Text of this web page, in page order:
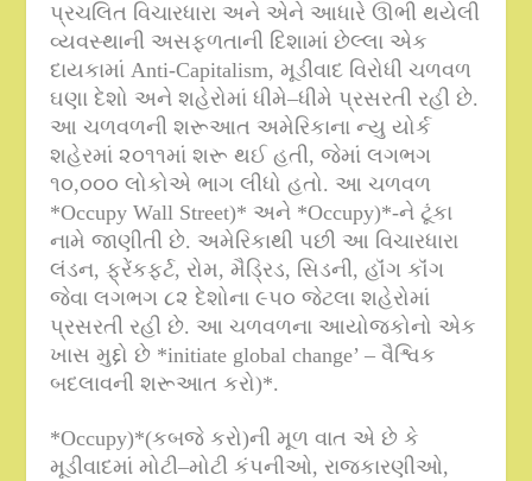
પ્રચલિત વિચારધારા અને એને આધારે ઊભી થયેલી
વ્યવસ્થાની અસફળતાની દિશામાં છેલ્લા એક
દાયકામાં Anti-Capitalism,મૂડીવાદ વિરોધી ચળવળ
ઘણા દેશો અને શહેરોમાં ધીમે–ધીમે પ્રસરતી રહી છે.
આ ચળવળની શરૂઆત અમેરિકાના ન્યુ યોર્ક
શહેરમાં ૨૦૧૧માં શરૂ થઈ હતી,જેમાં લગભગ
૧૦,૦૦૦ લોકોએ ભાગ લીધો હતો. આ ચળવળ
*Occupy Wall Street)* અને *Occupy)*-ને ટૂંકા
નામે જાણીતી છે. અમેરિકાથી પછી આ વિચારધારા
લંડન, ફ્રેંકફર્ટ,રોમ,મૈડ્રિડ, સિડની,હૉંગ કૉંગ
જેવા લગભગ ૮૨ દેશોના ૯૫૦ જેટલા શહેરોમાં
પ્રસરતી રહી છે. આ ચળવળના આયોજકોનો એક
ખાસ મુદ્દો છે *initiate global change’ –વૈશ્વિક
બદલાવની શરૂઆત કરો)*.
*Occupy)*(કબજે કરો)ની મૂળ વાત એ છે કે
મૂડીવાદમાં મોટી–મોટી કંપનીઓ,રાજકારણીઓ,